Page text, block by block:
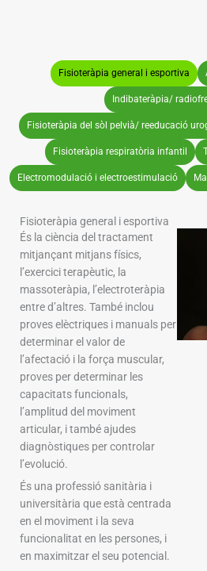
Fisioteràpia general i esportiva
Indibateràpia/
Fisioteràpia del sòl pelvià/ reeducació
Fisioteràpia respiratòria infantil
Electromodulació i electroestimulació
Fisioteràpia general i esportiva
És la ciència del tractament
mitjançant mitjans físics,
l’exercici terapèutic, la
massoteràpia, l’electroteràpia
entre d’altres. També inclou
proves elèctriques i manuals per
determinar el valor de
l’afectació i la força muscular,
proves per determinar les
capacitats funcionals,
l’amplitud del moviment
articular, i també ajudes
diagnòstiques per controlar
l’evolució.
És una professió sanitària i
universitària que està centrada
en el moviment i la seva
funcionalitat en les persones, i
en maximitzar el seu potencial.